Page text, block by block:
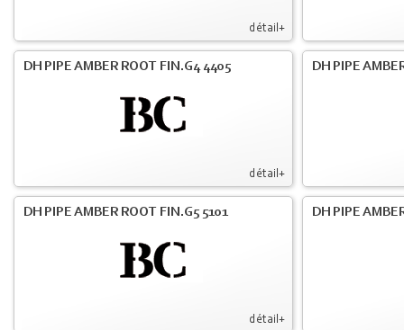
détail+
détail+
DH PIPE AMBER ROOT FIN.G4 4405 DH PIPE
détail+
DH PIPE AMBER ROOT FIN.G5 5101 DH PIPE